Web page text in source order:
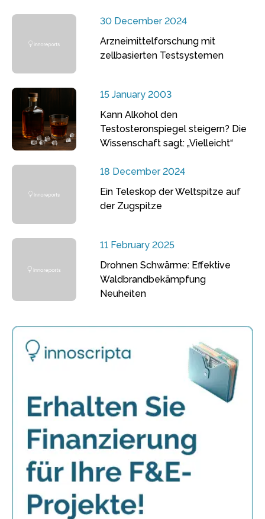
30 December 2024
Arzneimittelforschung mit
zellbasierten Testsystemen
15 January 2003
Kann Alkohol den
Testosteronspiegel steigern? Die
Wissenschaft sagt: „Vielleicht“
18 December 2024
Ein Teleskop der Weltspitze auf
der Zugspitze
11 February 2025
Drohnen Schwärme: Effektive
Waldbrandbekämpfung
Neuheiten